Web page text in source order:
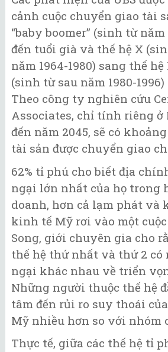
cảnh cuộc chuyển giao tài
“baby boomer” (sinh từ năm
đến tuổi già và thế hệ X
năm 1964-1980) sang thế
(sinh từ sau năm 1980-
Theo công ty nghiên cứu
Associates, chỉ tính riêng ở
đến năm 2045, sẽ có
tài sản được chuyển giao
62% tỉ phú cho biết địa
ngại lớn nhất của họ trong
doanh, hơn cả lạm phát và
kinh tế Mỹ rơi vào một
Song, giới chuyên gia cho
thế hệ thứ nhất và thứ 2 có
ngại khác nhau về triển
Những người thuộc thế hệ
tâm đến rủi ro suy thoái
Mỹ nhiều hơn so với nhóm
Thực tế, giữa các thế hệ tỉ